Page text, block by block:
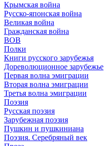
Крымская война
Русско-японская война
Великая война
Гражданская война
ВОВ
Полки
Книги русского зарубежья
Дореволюционное зарубежье
Первая волна эмиграции
Вторая волна эмиграции
Третья волна эмиграции
Поэзия
Русская поэзия
Зарубежная поэзия
Пушкин и пушкиниана
Поэзия. Серебряный век